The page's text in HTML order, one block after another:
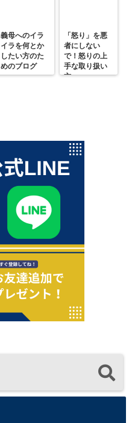
義母へのイラ
イラを何とか
したい方のた
めのブログ
「怒り」を悪
者にしない
で！怒りの上
手な取り扱い
方